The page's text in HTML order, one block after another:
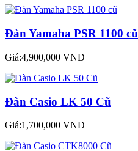
Đàn Yamaha PSR 1100 cũ
Giá:4,900,000 VNĐ
Đàn Casio LK 50 Cũ
Giá:1,700,000 VNĐ